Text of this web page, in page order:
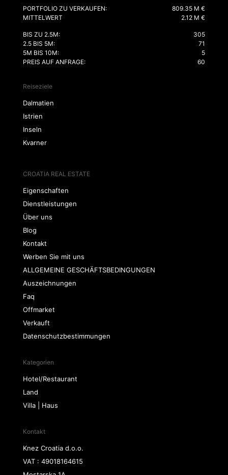
PORTFOLIO ZU VERKAUFEN:
809.35 M €
MITTELWERT
2.12 M €
BIS ZU 2.5M:
305
2.5 BIS 5M:
71
5M BIS 10M:
5
PREIS AUF ANFRAGE:
60
Reiseziele
Dalmatien
Istrien
Inseln
Kvarner
CROATIA REAL ESTATE
Eigenschaften
Dienstleistungen
Über uns
Blog
Kontakt
Werben Sie mit uns
ALLGEMEINE GESCHÄFTSBEDINGUNGEN
Auszeichnungen
Faq
Offmarket
Verkauft
Datenschutzbestimmungen
Kategorien
Hotel/Restaurant
Land
Villa | Haus
Kontakt
Knez Croatia d.o.o.
VAT : 49018164615